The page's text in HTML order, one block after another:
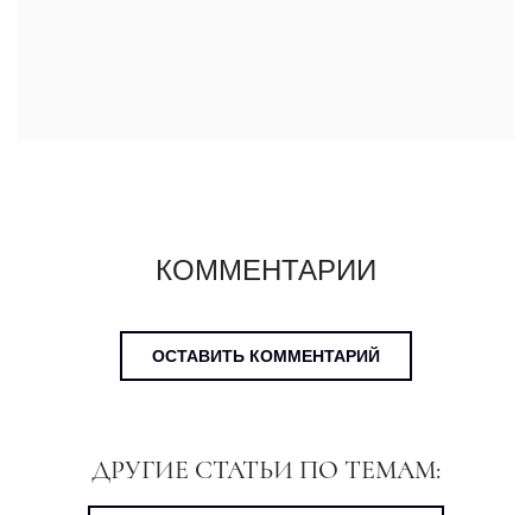
КОММЕНТАРИИ
ОСТАВИТЬ КОММЕНТАРИЙ
ДРУГИЕ СТАТЬИ ПО ТЕМАМ: